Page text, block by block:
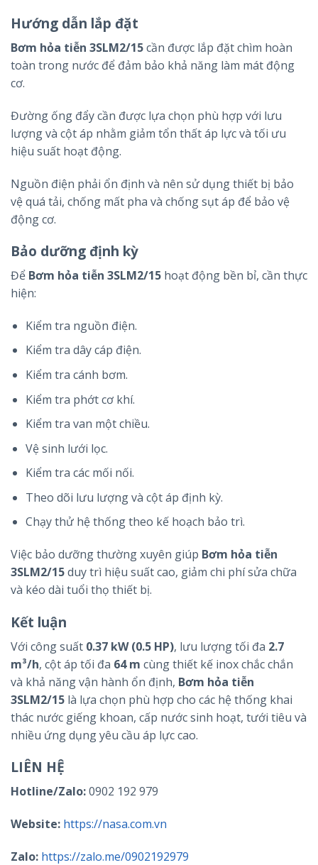
Hướng dẫn lắp đặt
Bơm hỏa tiễn 3SLM2/15cần được lắp đặt chìm hoàn
toàn trong nước để đảm bảo khả năng làm mát động
cơ.
Đường ống đẩy cần được lựa chọn phù hợp với lưu
lượng và cột áp nhằm giảm tổn thất áp lực và tối ưu
hiệu suất hoạt động.
Nguồn điện phải ổn định và nên sử dụng thiết bị bảo
vệ quá tải, chống mất pha và chống sụt áp để bảo vệ
động cơ.
Bảo dưỡng định kỳ
Để Bơm hỏa tiễn 3SLM2/15 hoạt động bền bỉ, cần thực
hiện:
Kiểm tra nguồn điện.
Kiểm tra dây cáp điện.
Kiểm tra cánh bơm.
Kiểm tra phớt cơ khí.
Kiểm tra van một chiều.
Vệ sinh lưới lọc.
Kiểm tra các mối nối.
Theo dõi lưu lượng và cột áp định kỳ.
Chạy thử hệ thống theo kế hoạch bảo trì.
Việc bảo dưỡng thường xuyên giúp Bơm hỏa tiễn
3SLM2/15duy trì hiệu suất cao, giảm chi phí sửa chữa
và kéo dài tuổi thọ thiết bị.
Kết luận
Với công suất 0.37 kW (0.5 HP), lưu lượng tối đa 2.7
m³/h, cột áp tối đa 64 m cùng thiết kế inox chắc chắn
và khả năng vận hành ổn định, Bơm hỏa tiễn
3SLM2/15 là lựa chọn phù hợp cho các hệ thống khai
thác nước giếng khoan, cấp nước sinh hoạt, tưới tiêu và
nhiều ứng dụng yêu cầu áp lực cao.
LIÊN HỆ
Hotline/Zalo:0902 192 979
Website: https://nasa.com.vn
Zalo: https://zalo.me/0902192979